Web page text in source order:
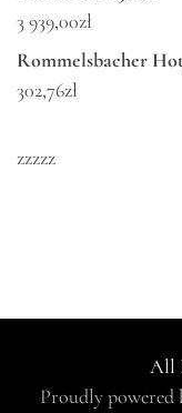
3 939,00zł
Rommelsbacher
302,76zł
zzzzz
All
Proudly powered